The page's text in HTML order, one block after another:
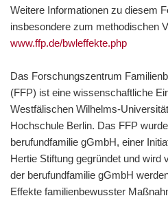
Weitere Informationen zu diesem
insbesondere zum methodischen
www.ffp.de/bwleffekte.php
Das Forschungszentrum
(FFP) ist eine wissenschaftliche
Westfälischen Wilhelms-
Hochschule Berlin. Das FFP
berufundfamilie gGmbH, einer
Hertie Stiftung gegründet und wird
der berufundfamilie gGmbH
Effekte familienbewusster